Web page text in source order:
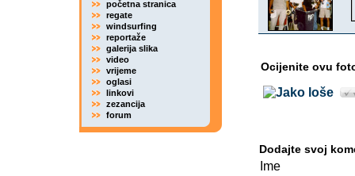
početna stranica
regate
windsurfing
reportaže
galerija slika
video
vrijeme
oglasi
linkovi
zezancija
forum
Ocijenite ovu
Dodajte svoj
Ime